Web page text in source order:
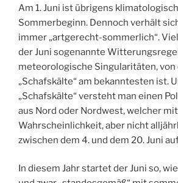
Am 1. Juni ist übrigens
Sommerbeginn. Dennoch verhält
immer „artgerecht-sommerlich“.
der Juni sogenannte
meteorologische Singularitäten, von
„Schafskälte“ am bekanntesten ist.
„Schafskälte“ versteht man einen
aus Nord oder Nordwest, welcher
Wahrscheinlichkeit, aber nicht
zwischen dem 4. und dem 20. Juni
In diesem Jahr startet der Juni so,